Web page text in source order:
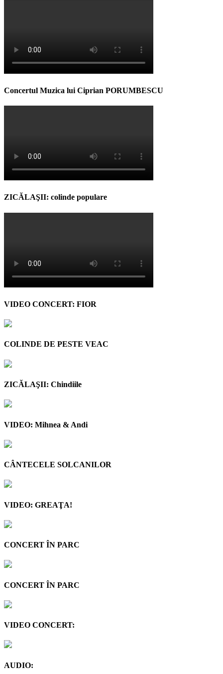
Concertul Muzica lui Ciprian PORUMBESCU
ZICĂLAŞII: colinde populare
VIDEO CONCERT: FIOR
COLINDE DE PESTE VEAC
ZICĂLAŞII: Chindiile
VIDEO: Mihnea & Andi
CÂNTECELE SOLCANILOR
VIDEO: GREAŢA!
CONCERT ÎN PARC
CONCERT ÎN PARC
VIDEO CONCERT:
AUDIO: